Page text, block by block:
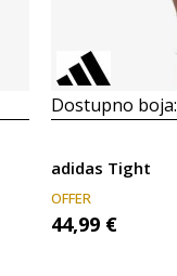
Dostupno boja:
adidas Tight
OFFER
44,99 €